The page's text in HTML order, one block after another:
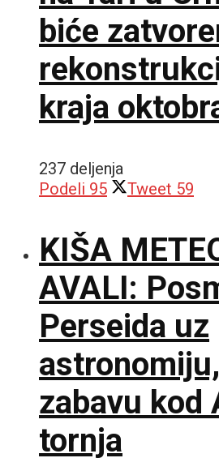
biće
kraja
237 deljenja
Podeli 95 Tweet 59
KIŠA
AVALI:
Perseida uz
zabavu kod
tornja